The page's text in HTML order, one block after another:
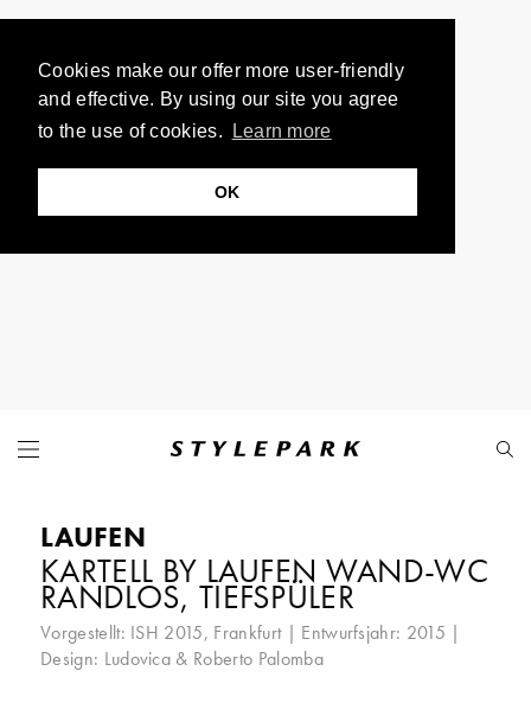
Cookies make our offer more user-friendly
and effective. By using our site you agree
to the use of cookies.
Learn more
OK
LAUFEN
KARTELL BY LAUFEN WAND-WC
RANDLOS, TIEFSPÜLER
Vorgestellt: ISH 2015, Frankfurt| Entwurfsjahr: 2015 |
Design: Ludovica & Roberto Palomba